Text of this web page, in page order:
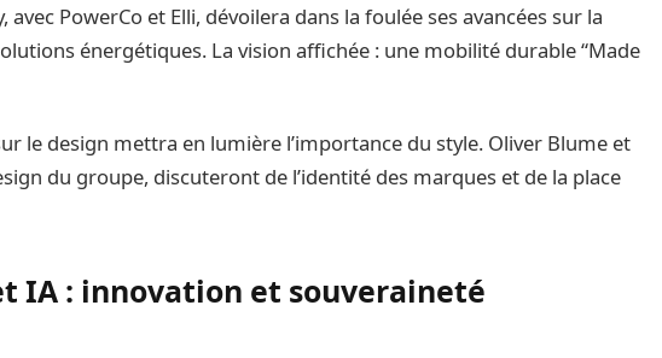
PowerCo et Elli, dévoilera dans la foulée ses avancées sur la
énergétiques. La vision affichée : une mobilité durable “Made
le design mettra en lumière l’importance du style. Oliver Blume et
du groupe, discuteront de l’identité des marques et de la place
IA : innovation et souveraineté